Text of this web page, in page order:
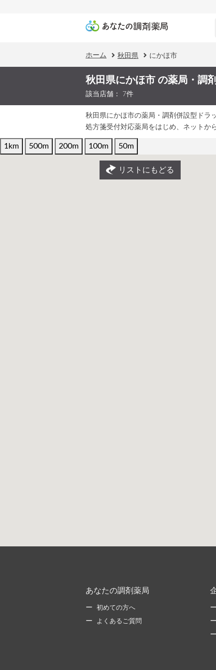
ホーム 秋田県 にかほ市
秋田県にかほ市 の薬局・調
該当店舗： 7件
秋田県にかほ市の薬局・調剤併設型ドラ
処方箋受付対応薬局をはじめ、ネットか
1km 500m 200m 100m 50m
リストにもどる
あなたの調剤薬局
初めての方へ
よくあるご質問